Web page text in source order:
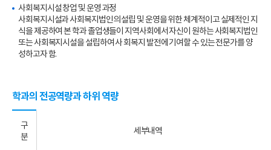
사회복지시설 창업 및 운영 과정
사회복지시설과 사회복지법인의 설립 및 운영을 위한 체계적이고 실제적인 지
식을 제공하여 본 학과 졸업생들이 지역사회에서 자신이 원하는 사회복지법인
또는 사회복지시설을 설립하여 사 회복지 발전에 기여할 수 있는 전문가를 양
성하고자 함.
학과의 전공역량과 하위 역량
구
분
세부내역